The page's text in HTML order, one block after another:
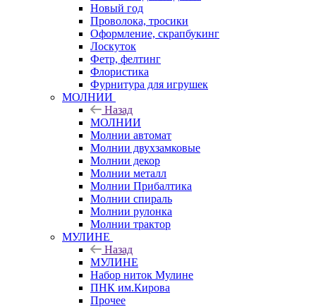
Новый год
Проволока, тросики
Оформление, скрапбукинг
Лоскуток
Фетр, фелтинг
Флористика
Фурнитура для игрушек
МОЛНИИ
Назад
МОЛНИИ
Молнии автомат
Молнии двухзамковые
Молнии декор
Молнии металл
Молнии Прибалтика
Молнии спираль
Молнии рулонка
Молнии трактор
МУЛИНЕ
Назад
МУЛИНЕ
Набор ниток Мулине
ПНК им.Кирова
Прочее